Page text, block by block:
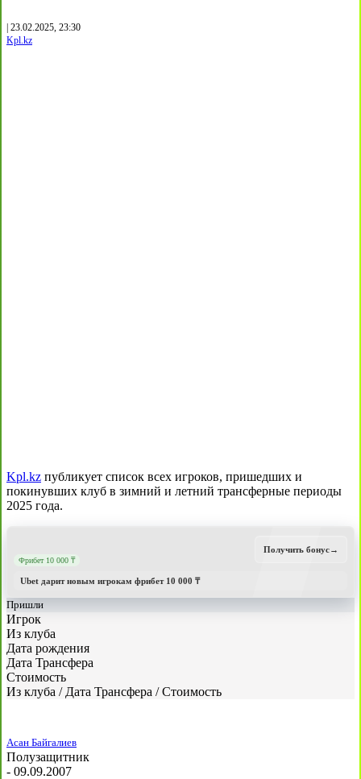
| 23.02.2025, 23:30
Kpl.kz
Kpl.kz публикует список всех игроков, пришедших и
покинувших клуб в зимний и летний трансферные периоды
2025 года.
Фрибет 10 000 ₸
Ubet дарит новым игрокам фрибет 10 000 ₸
Получить бонус→
Пришли
Игрок
Из клуба
Дата рождения
Дата Трансфера
Стоимость
Из клуба / Дата Трансфера / Стоимость
Асан Байгалиев
Полузащитник
- 09.09.2007